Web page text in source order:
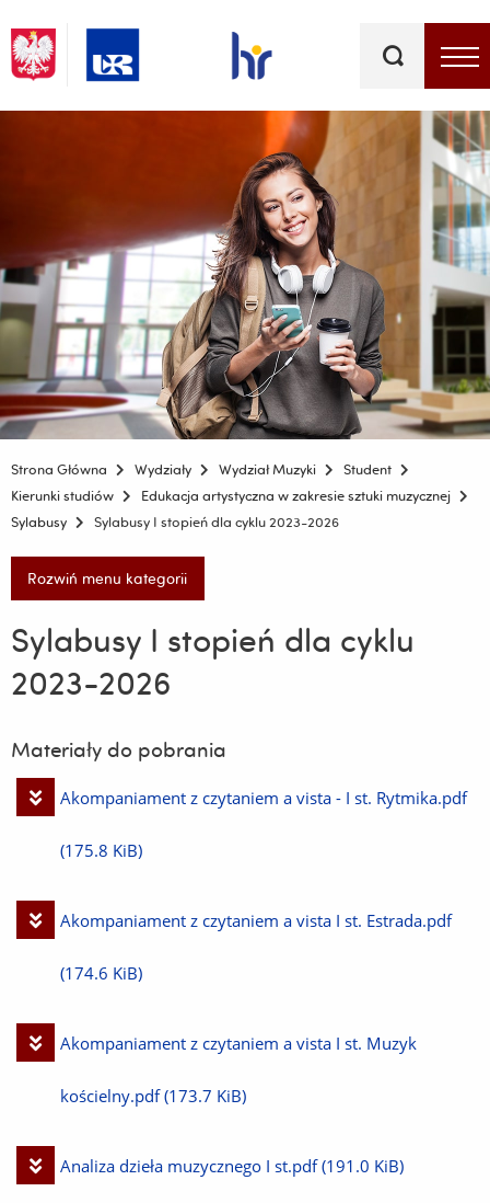
kluczowe
Strona Główna Wydziały Wydział Muzyki
Student
Kierunki studiów
Edukacja artystyczna w zakresie sztuki muzycznej
Sylabusy
Sylabusy I stopień dla cyklu 2023-2026
Rozwiń menu kategorii
Sylabusy I stopień dla cyklu
2023-2026
Materiały do pobrania
Pobierz
plik
Akompaniament z czytaniem a vista - I st. Rytmika.pdf
(175.8 KiB)
Pobierz
plik
Akompaniament z czytaniem a vista I st. Estrada.pdf
(174.6 KiB)
Pobierz
plik
Akompaniament z czytaniem a vista I st. Muzyk
kościelny.pdf (173.7 KiB)
Pobierz
Analiza dzieła muzycznego I st.pdf (191.0 KiB)